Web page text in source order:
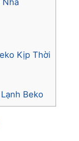
Kịp Thời
Beko